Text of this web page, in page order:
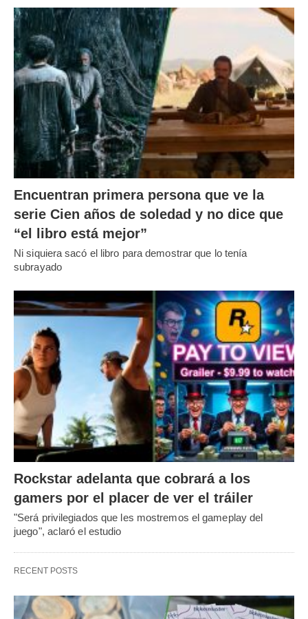
Encuentran primera persona que ve la
serie Cien años de soledad y no dice que
“el libro está mejor”
Ni siquiera sacó el libro para demostrar que lo tenía
subrayado
Rockstar adelanta que cobrará a los
gamers por el placer de ver el tráiler
"Será privilegiados que les mostremos el gameplay del
juego", aclaró el estudio
RECENT POSTS